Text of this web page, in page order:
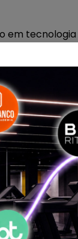
em
uma
de
aliada.
da
tem sido